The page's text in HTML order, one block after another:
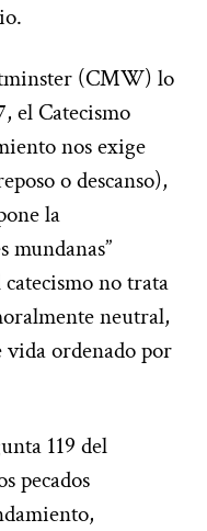
(CMW) lo
el Catecismo
nos exige
o descanso),
la
mundanas”
no trata
neutral,
vida ordenado por
119 del
pecados